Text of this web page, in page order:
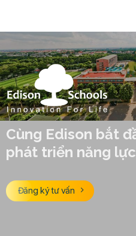
Cùng Edison bắt
phát triển năng
Đăng ký tư vấn